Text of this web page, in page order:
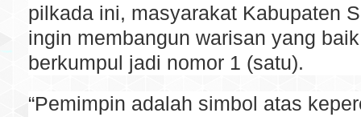
pilkada ini, masyarakat Kabupaten
ingin membangun warisan yang
berkumpul jadi nomor 1 (satu).
“Pemimpin adalah simbol atas